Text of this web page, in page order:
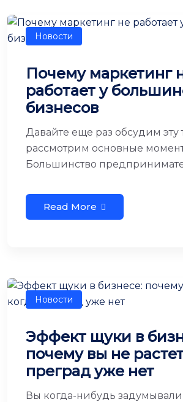
Новости
Почему маркетинг
работает у
бизнесов
Давайте еще раз обсудим эту
рассмотрим основные
Большинство
Read More
Новости
Эффект щуки в
почему вы не
преград уже нет
Вы когда-нибудь